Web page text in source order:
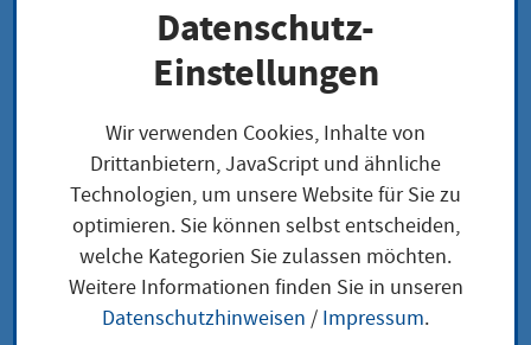
Klimaschutz und Umwelt
Nachhaltige Bewirtschaftung des Hofheimer
Stadtwaldes
Nachhaltige
Bewirtschaftung des
Datenschutz-
Einstellungen
Wir verwenden Cookies, Inhalte von
Drittanbietern, JavaScript und ähnliche
Technologien, um unsere Website für Sie zu
optimieren. Sie können selbst entscheiden,
welche Kategorien Sie zulassen möchten.
Weitere Informationen finden Sie in unseren
Datenschutzhinweisen / Impressum.